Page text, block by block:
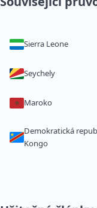
Sierra Leone
Seychely
Maroko
Demokratická
Kongo